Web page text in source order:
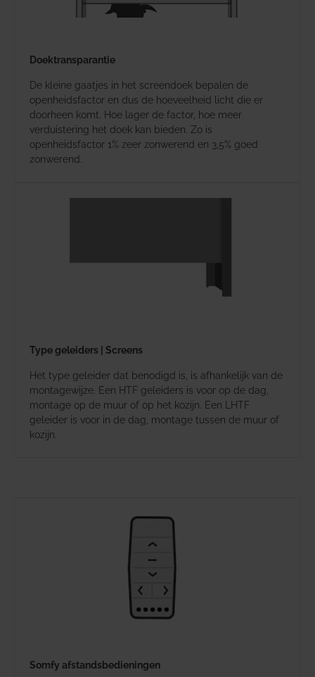
Doektransparantie
De kleine gaatjes in het screendoek bepalen de
openheidsfactor en dus de hoeveelheid licht die er
doorheen komt. Hoe lager de factor, hoe meer
verduistering het doek kan bieden. Zo is
openheidsfactor 1% zeer zonwerend en 3,5% goed
zonwerend.
Type geleiders | Screens
Het type geleider dat benodigd is, is afhankelijk van de
montagewijze. Een HTF geleiders is voor op de dag,
montage op de muur of op het kozijn. Een LHTF
geleider is voor in de dag, montage tussen de muur of
kozijn.
Somfy afstandsbedieningen